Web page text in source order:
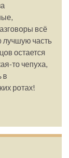
всё
часть
остается
то чепуха,
в
ротах!